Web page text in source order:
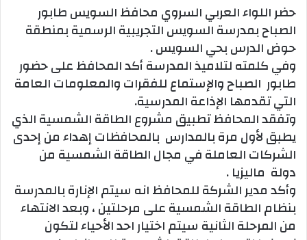
حضر اللواء العربي السروي محافظ السويس طابور
الصباح بمدرسة السويس التجريبية الرسمية بمنطقة
حوض الدرس بحي السويس .
وفي كلمته لتلاميذ المدرسة أكد المحافظ على حضور
طابور الصباح والإستماع للفقرات والمعلومات العامة
التي تقدمها الإذاعة المدرسية.
وتفقد المحافظ تطبيق مشروع الطاقة الشمسية الذي
يطبق لأول مرة بالمدارس بالمحافظات إهداء من إحدى
الشركات العاملة في مجال الطاقة الشمسية من
دولة ماليزيا .
وأكد مدير الشركة للمحافظ انه سيتم الإنارة بالمدرسة
بنظام الطاقة الشمسية على مرحلتين ، وبعد الانتهاء
من المرحلة الثانية سيتم اختيار احد الأحياء لتكون